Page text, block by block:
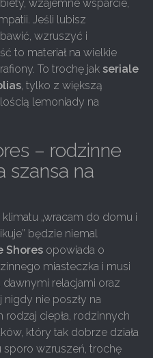
wzajemne wsparcie,
Jeśli lubisz
wzruszyć i
to materiał na wielkie
To trochę jak seriale
, tylko z większą
lemoniady na
– rodzinne
szansa na
„wracam do domu i
będzie niemal
Shores opowiada o
miasteczka i musi
relacjami oraz
nigdy nie poszły na
rodzaj ciepła, rodzinnych
który tak dobrze działa
sporo wzruszeń, trochę